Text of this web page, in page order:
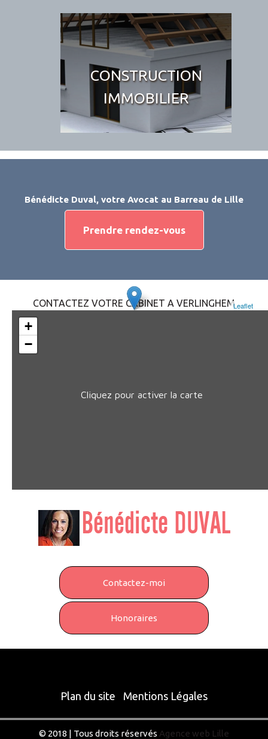
CONSTRUCTION
IMMOBILIER
Bénédicte Duval, votre Avocat au Barreau de Lille
Prendre rendez-vous
CONTACTEZ VOTRE CABINET A VERLINGHEM
Cliquez pour activer la carte
+
−
Leaflet
Contactez-moi
Honoraires
Plan du site Mentions Légales
© 2018 | Tous droits réservés Agence web Lille